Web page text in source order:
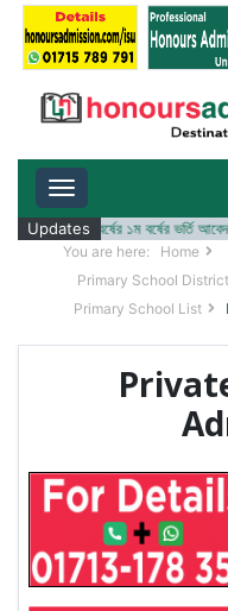
Toggle
Updates
২৬ শিক্ষাবর্ষের ১ম বর্ষের ভর্তি আবেদন
You are here: Home
Primary School
Primary School List